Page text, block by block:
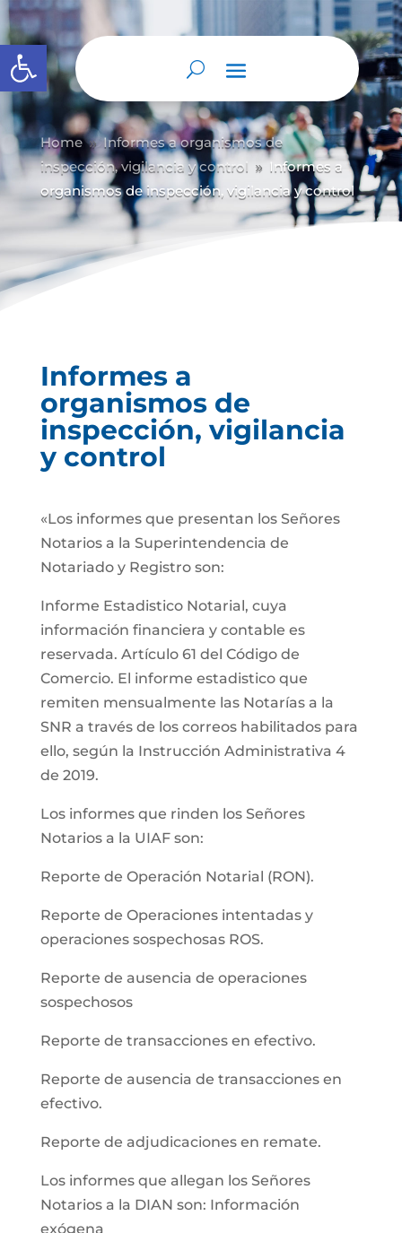
Abrir barra de herramientas
Home 9 Informes a organismos de
inspección, vigilancia y control 9
Informes a
organismos de inspección, vigilancia y control
Informes a
organismos de
inspección, vigilancia
y control
«Los informes que presentan los Señores
Notarios a la Superintendencia de
Notariado y Registro son:
Informe Estadistico Notarial, cuya
información financiera y contable es
reservada. Artículo 61 del Código de
Comercio. El informe estadistico que
remiten mensualmente las Notarías a la
SNR a través de los correos habilitados para
ello, según la Instrucción Administrativa 4
de 2019.
Los informes que rinden los Señores
Notarios a la UIAF son:
Reporte de Operación Notarial (RON).
Reporte de Operaciones intentadas y
operaciones sospechosas ROS.
Reporte de ausencia de operaciones
sospechosos
Reporte de transacciones en efectivo.
Reporte de ausencia de transacciones en
efectivo.
Reporte de adjudicaciones en remate.
Los informes que allegan los Señores
Notarios a la DIAN son: Información
exógena